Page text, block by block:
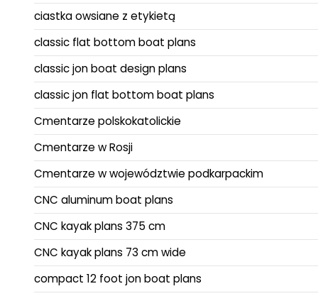
ciastka owsiane z etykietą
classic flat bottom boat plans
classic jon boat design plans
classic jon flat bottom boat plans
Cmentarze polskokatolickie
Cmentarze w Rosji
Cmentarze w województwie podkarpackim
CNC aluminum boat plans
CNC kayak plans 375 cm
CNC kayak plans 73 cm wide
compact 12 foot jon boat plans